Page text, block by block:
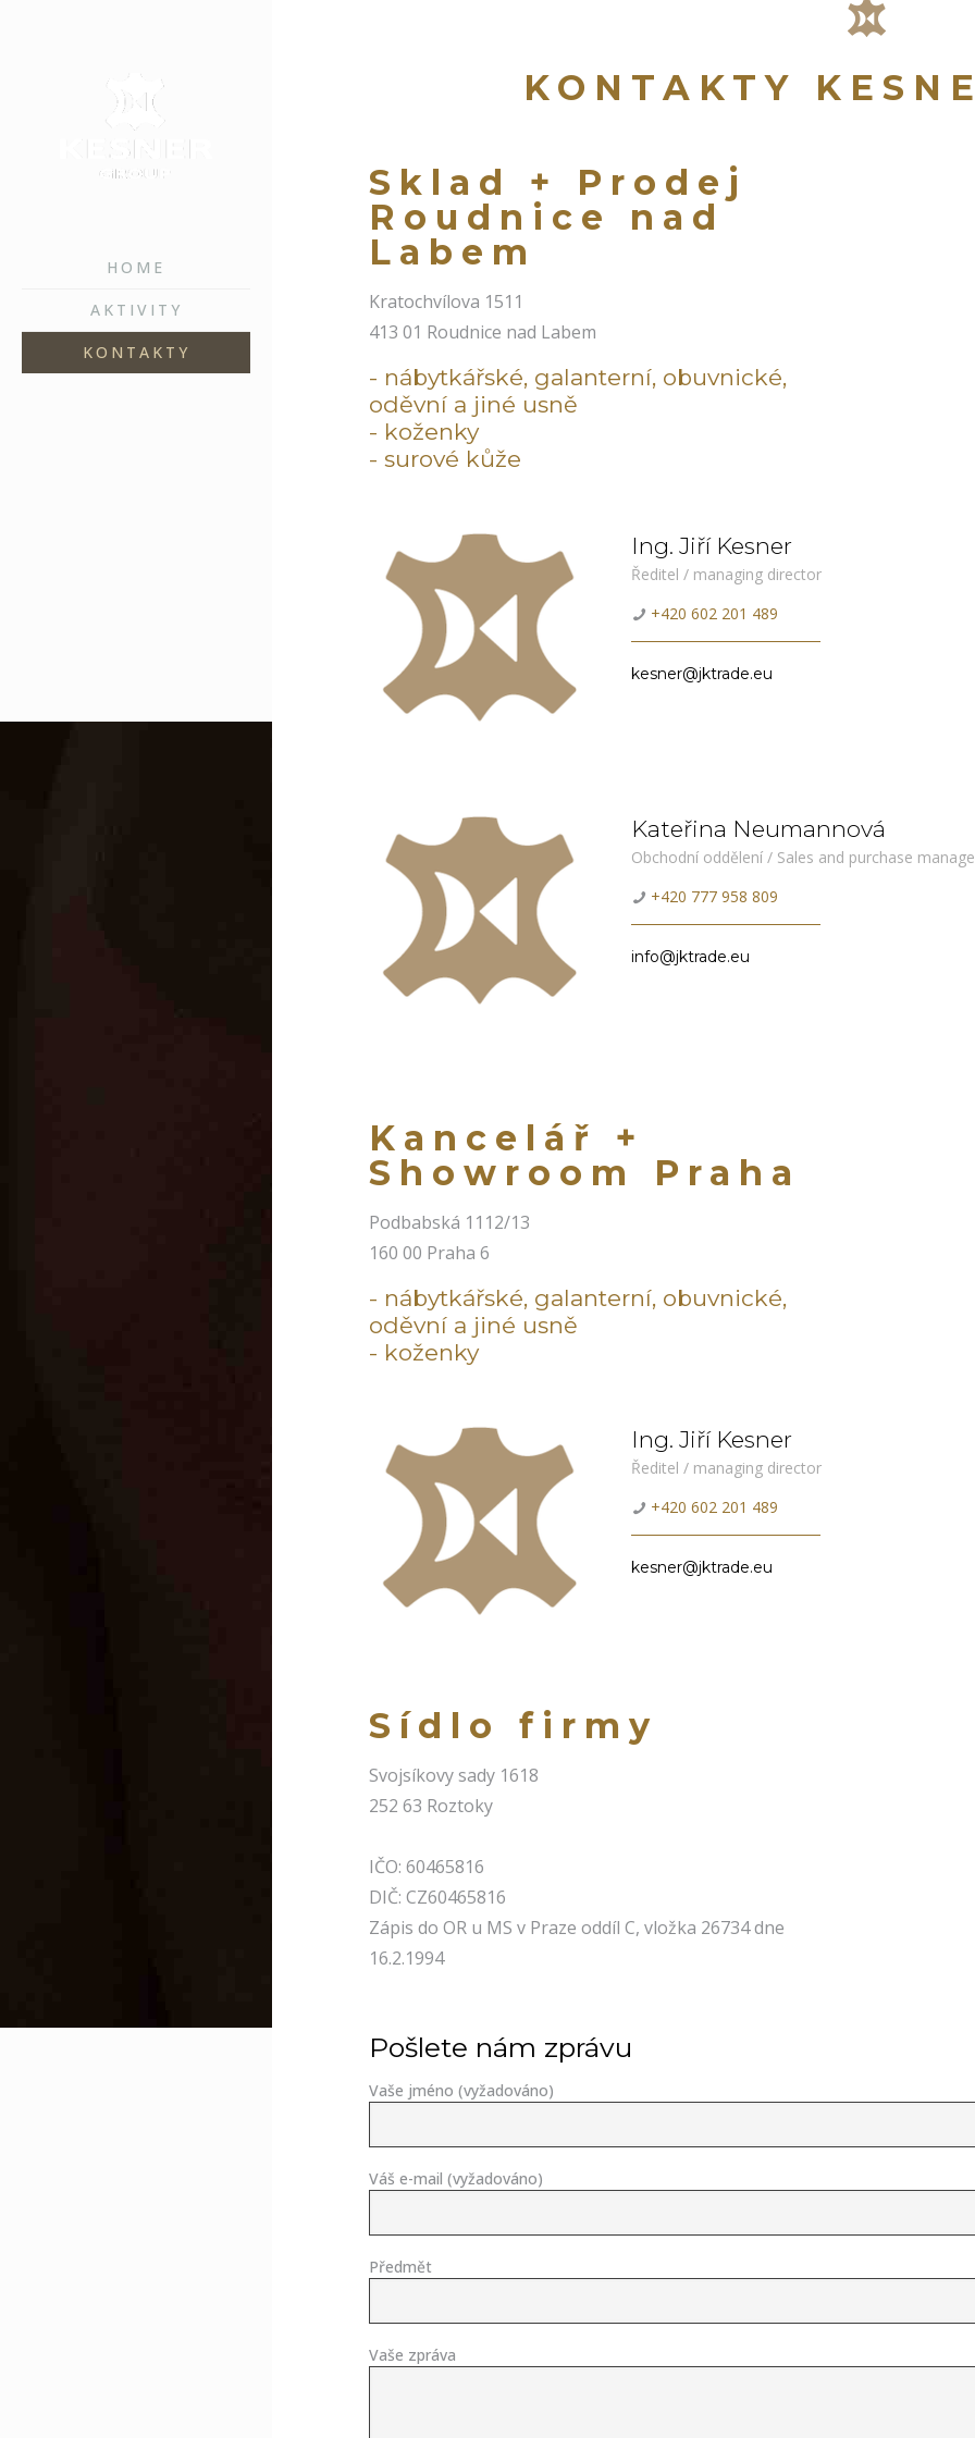
HOME
AKTIVITY
KONTAKTY
KONTAKTY
Sklad + Prodej
Roudnice nad
Labem
Kratochvílova 1511
413 01 Roudnice nad Labem
- nábytkářské, galanterní, obuvnické,
oděvní a jiné usně
- koženky
- surové kůže
Ing. Jiří Kesner
Ředitel / managing director
+420 602 201 489
kesner@jktrade.eu
Kateřina Neumannová
Obchodní oddělení / Sales and purchase
+420 777 958 809
info@jktrade.eu
Kancelář +
Showroom Praha
Podbabská 1112/13
160 00 Praha 6
- nábytkářské, galanterní, obuvnické,
oděvní a jiné usně
- koženky
Ing. Jiří Kesner
Ředitel / managing director
+420 602 201 489
kesner@jktrade.eu
Sídlo firmy
Svojsíkovy sady 1618
252 63 Roztoky
IČO: 60465816
DIČ: CZ60465816
Zápis do OR u MS v Praze oddíl C, vložka 26734 dne
16.2.1994
Pošlete nám zprávu
Vaše jméno (vyžadováno)
Váš e-mail (vyžadováno)
Předmět
Vaše zpráva